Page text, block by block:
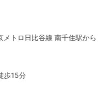
トロ日比谷線 南千住駅から
歩15分